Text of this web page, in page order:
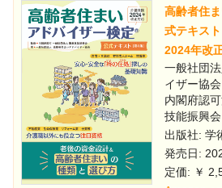
高齢者住
式テキス
2024年改
一般社団
イザー協会
内閣府認
技能振興
出版社: 学
発売日:
定価: ￥